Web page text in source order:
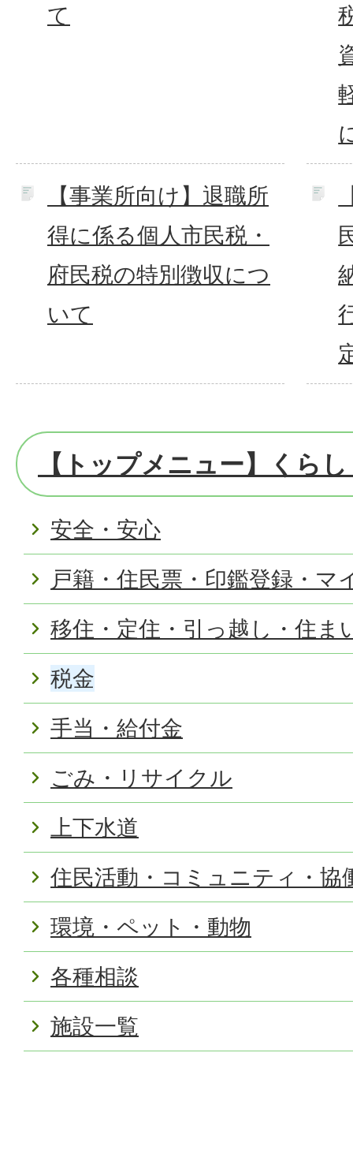
て
【事業所向け】退職所
得に係る個人市民税・
府民税の特別徴収につ
いて
【トップメニュー】くら
安全・安心
戸籍・住民票・印鑑登録・マ
移住・定住・引っ越し・住ま
税金
手当・給付金
ごみ・リサイクル
上下水道
住民活動・コミュニティ・協
環境・ペット・動物
各種相談
施設一覧